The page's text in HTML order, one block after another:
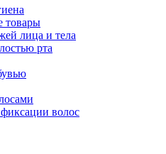
товары
лица и тела
рта
волос